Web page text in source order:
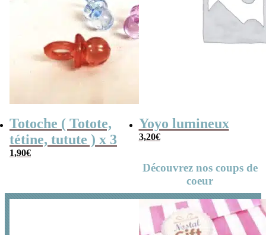
Totoche ( Totote,
tétine, tutute ) x 3
1,90€
Yoyo lumineux
3,20€
Découvrez nos coups de
coeur